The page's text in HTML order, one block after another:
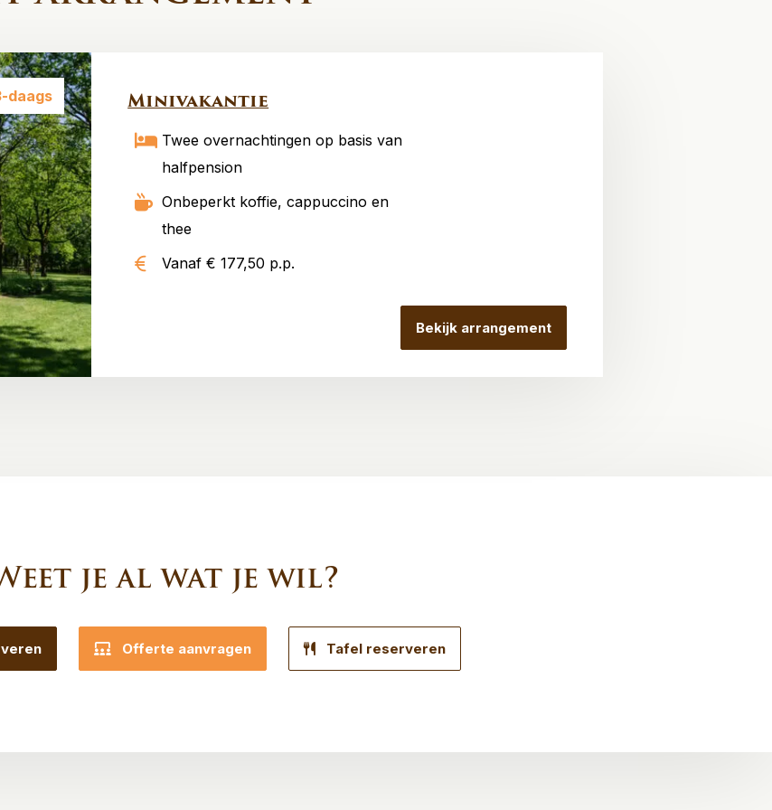
daags Minivakantie
Twee overnachtingen op basis van
halfpension
Onbeperkt koffie, cappuccino en
thee
Vanaf € 177,50 p.p.
Bekijk arrangement
je al wat je wil?
Offerte aanvragen Tafel reserveren